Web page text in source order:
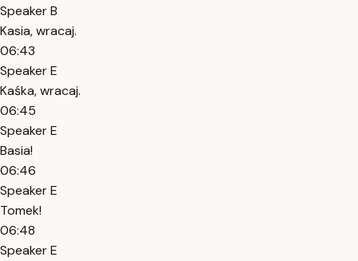
Speaker B
Kasia, wracaj.
06:43
Speaker E
Kaśka, wracaj.
06:45
Speaker E
Basia!
06:46
Speaker E
Tomek!
06:48
Speaker E